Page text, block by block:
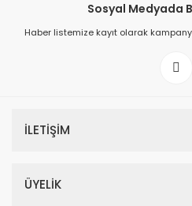
199,00 TL
Sosyal Medyada
Haber listemize kayıt olarak
İLETİŞİM
ÜYELİK